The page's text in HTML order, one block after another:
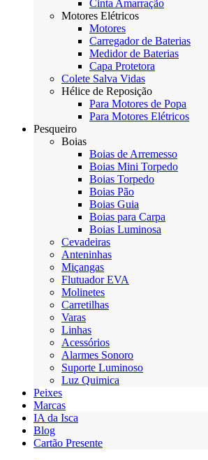
Cinta Amarração
Motores Elétricos
Motores
Carregador de Baterias
Medidor de Baterias
Capa Protetora
Colete Salva Vidas
Hélice de Reposição
Para Motores de Popa
Para Motores Elétricos
Pesqueiro
Boias
Boias de Arremesso
Boias Mini Torpedo
Boias Torpedo
Boias Pão
Boias Guia
Boias para Carpa
Boias Luminosa
Cevadeiras
Anteninhas
Miçangas
Flutuador EVA
Molinetes
Carretilhas
Varas
Linhas
Acessórios
Alarmes Sonoro
Suporte Luminoso
Luz Quimica
Peixes
Marcas
IA da Isca
Blog
Cartão Presente